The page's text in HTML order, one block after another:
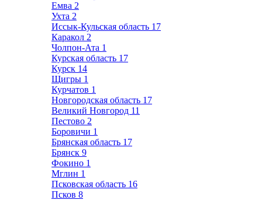
Емва 2
Ухта 2
Иссык-Кульская область 17
Каракол 2
Чолпон-Ата 1
Курская область 17
Курск 14
Щигры 1
Курчатов 1
Новгородская область 17
Великий Новгород 11
Пестово 2
Боровичи 1
Брянская область 17
Брянск 9
Фокино 1
Мглин 1
Псковская область 16
Псков 8